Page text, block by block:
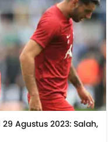
Agustus 2023: Salah,